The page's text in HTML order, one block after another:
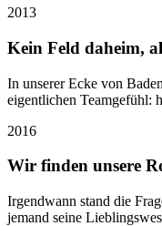
2013
Kein Feld daheim,
In unserer Ecke von
eigentlichen Teamgefühl:
2016
Wir finden unsere
Irgendwann stand die
jemand seine